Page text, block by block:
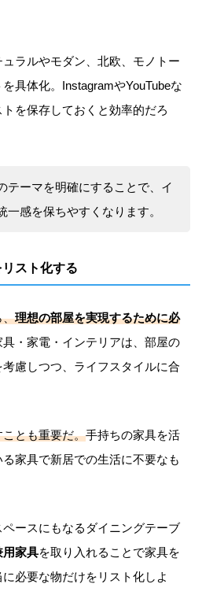
ラルやモダン、北欧、モノトー
具体化。InstagramやYouTubeな
を保存しておくと効率的だろ
テーマを明確にすることで、イ
一感を保ちやすくなります。
スト化する
、理想の部屋を実現するために必
具・家電・インテリアは、部屋の
慮しつつ、ライフスタイルに合
とも重要だ。手持ちの家具を活
家具で新居での生活に不要なも
ースにもなるダイニングテーブ
用家具を取り入れることで家具を
必要な物だけをリスト化しよ